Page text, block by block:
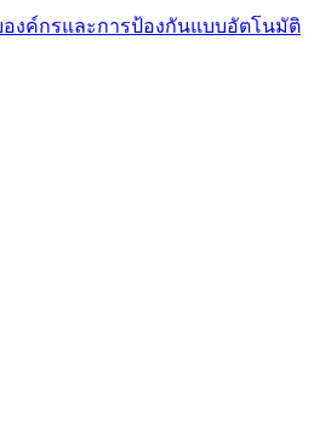
องค์กรและการป้องกันแบบอัตโนมัติ